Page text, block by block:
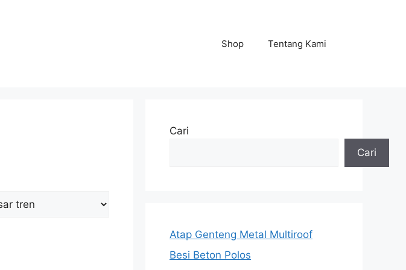
Shop Tentang Kami
Cari
Cari
Atap Genteng Metal Multiroof
Besi Beton Polos